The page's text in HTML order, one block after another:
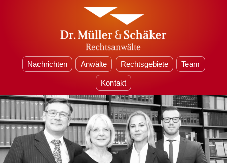
Nachrichten Anwälte Rechtsgebiete Team
Kontakt